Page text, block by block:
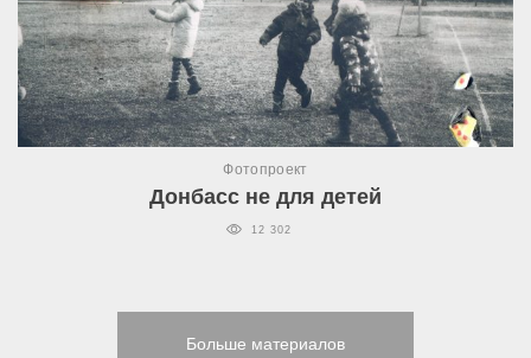
Фотопроект
Донбасс не для детей
12 302
Больше материалов